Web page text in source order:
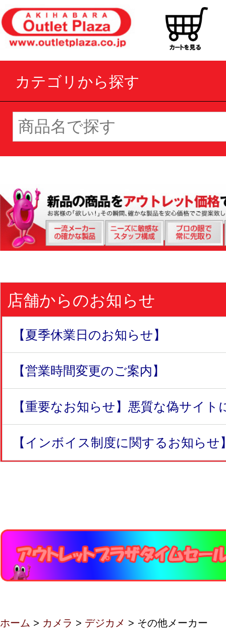
カテゴリから探す
店舗からのお知らせ
【夏季休業日のお知らせ】
【営業時間変更のご案内】
【重要なお知らせ】悪質な偽サイト
【インボイス制度に関するお知らせ
ホーム > カメラ > デジカメ > その他メーカー